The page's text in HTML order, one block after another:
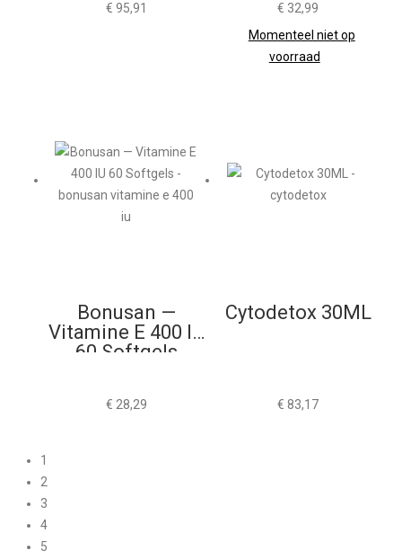
€ 95,91 € 32,99
Momenteel niet op
voorraad
Bonusan —
Vitamine E 400 IU
60 Softgels
€ 28,29
Cytodetox 30ML
€ 83,17
1
2
3
4
5